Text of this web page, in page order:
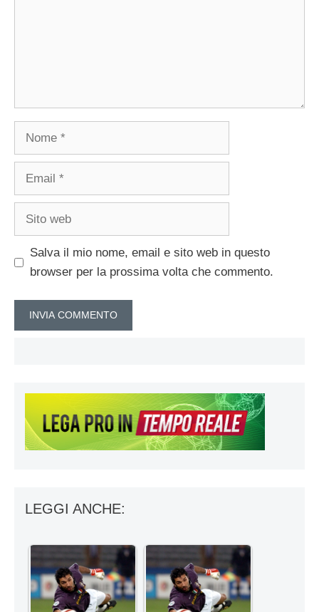
Nome
Email
Sito
Salva il mio nome, email e sito web in questo
browser per la prossima volta che commento.
LEGGI ANCHE: